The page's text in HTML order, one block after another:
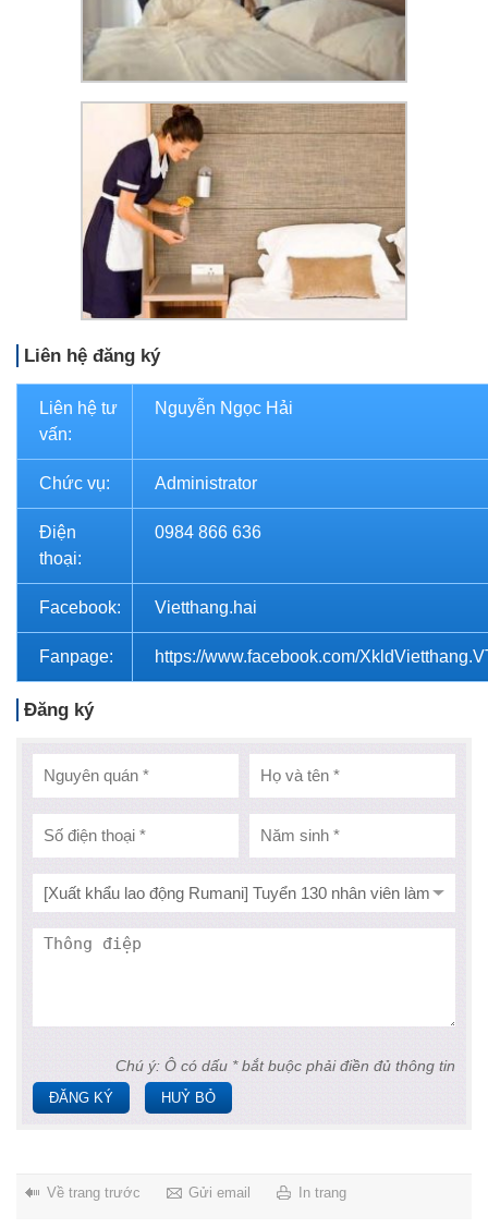
Liên hệ đăng ký
Liên hệ tư
vấn:
Nguyễn Ngọc Hải
Chức vụ: Administrator
Điện
thoại:
0984 866 636
Facebook: Vietthang.hai
Fanpage: https://www.facebook.com/
Đăng ký
Chú ý: Ô có dấu * bắt buộc phải điền đủ thông tin
ĐĂNG KÝ HUỶ BỎ
Về trang trước Gửi email In trang